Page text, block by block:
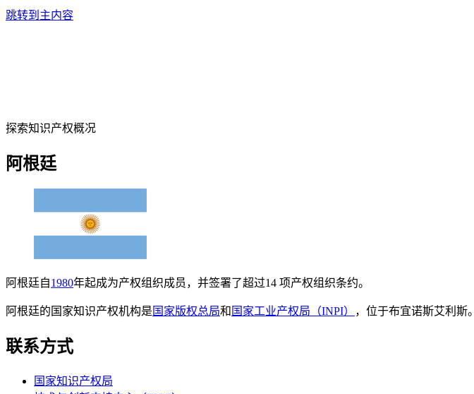
跳转到主内容
探索知识产权概况
阿根廷
阿根廷自1980年起成为产权组织成员，并签署了超过14 项产权组织条约。
阿根廷的国家知识产权机构是 国家版权总局和 国家工业产权局（INPI） ，位于布宜诺斯艾利斯。
联系方式
国家知识产权局